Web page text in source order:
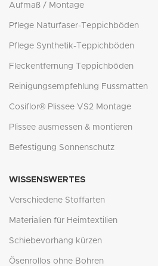
Aufmaß / Montage
Pflege Naturfaser-Teppichböden
Pflege Synthetik-Teppichböden
Fleckentfernung Teppichböden
Reinigungsempfehlung Fussmatten
Cosiflor® Plissee VS2 Montage
Plissee ausmessen & montieren
Befestigung Sonnenschutz
WISSENSWERTES
Verschiedene Stoffarten
Materialien für Heimtextilien
Schiebevorhang kürzen
Ösenrollos ohne Bohren